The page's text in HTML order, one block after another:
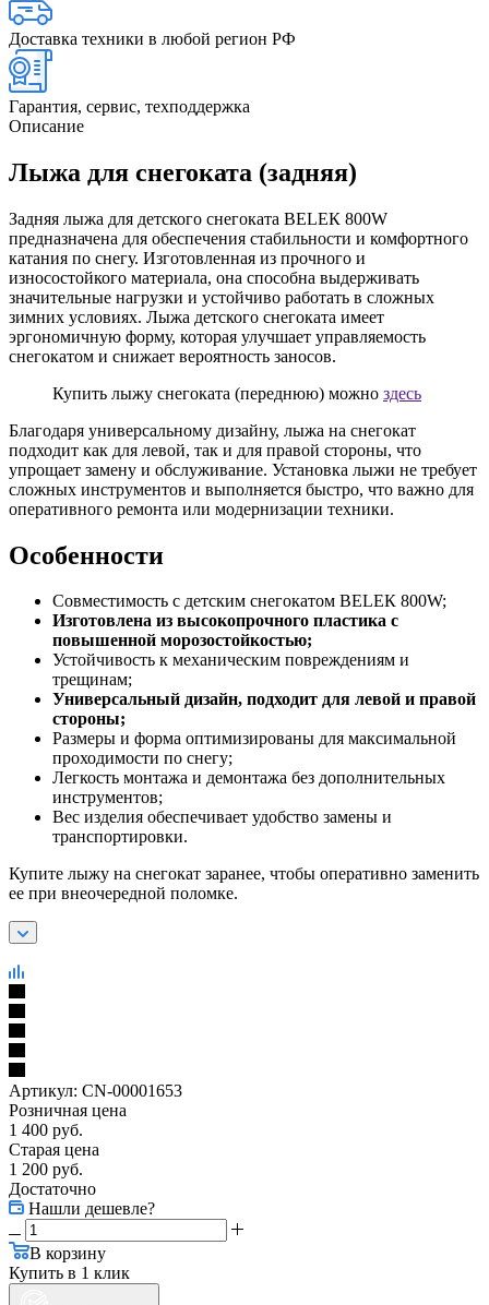
Доставка техники в любой регион РФ
Гарантия, сервис, техподдержка
Описание
Лыжа для снегоката (задняя)
Задняя лыжа для детского снегоката BELЕК 800W
предназначена для обеспечения стабильности и комфортного
катания по снегу. Изготовленная из прочного и
износостойкого материала, она способна выдерживать
значительные нагрузки и устойчиво работать в сложных
зимних условиях. Лыжа детского снегоката имеет
эргономичную форму, которая улучшает управляемость
снегокатом и снижает вероятность заносов.
Купить лыжу снегоката (переднюю) можно здесь
Благодаря универсальному дизайну, лыжа на снегокат
подходит как для левой, так и для правой стороны, что
упрощает замену и обслуживание. Установка лыжи не требует
сложных инструментов и выполняется быстро, что важно для
оперативного ремонта или модернизации техники.
Особенности
Совместимость с детским снегокатом BELЕК 800W;
Изготовлена из высокопрочного пластика с
повышенной морозостойкостью;
Устойчивость к механическим повреждениям и
трещинам;
Универсальный дизайн, подходит для левой и правой
стороны;
Размеры и форма оптимизированы для максимальной
проходимости по снегу;
Легкость монтажа и демонтажа без дополнительных
инструментов;
Вес изделия обеспечивает удобство замены и
транспортировки.
Купите лыжу на снегокат заранее, чтобы оперативно заменить
ее при внеочередной поломке.
Артикул: CN-00001653
Розничная цена
1 400 руб.
Старая цена
1 200 руб.
Достаточно
Нашли дешевле?
В корзину
Купить в 1 клик